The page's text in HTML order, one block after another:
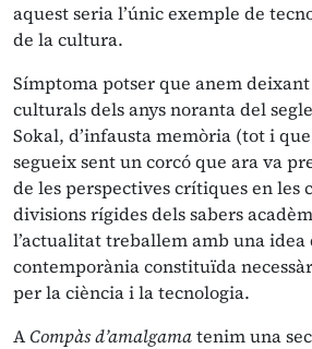
aquest seria l’únic exemple de
de la cultura.
Símptoma potser que anem
culturals dels anys noranta del
Sokal, d’infausta memòria (tot i
segueix sent un corcó que ara va
de les perspectives crítiques en les
divisions rígides dels sabers
l’actualitat treballem amb una
contemporània constituïda
per la ciència i la tecnologia.
ACompàs d’amalgamatenim una